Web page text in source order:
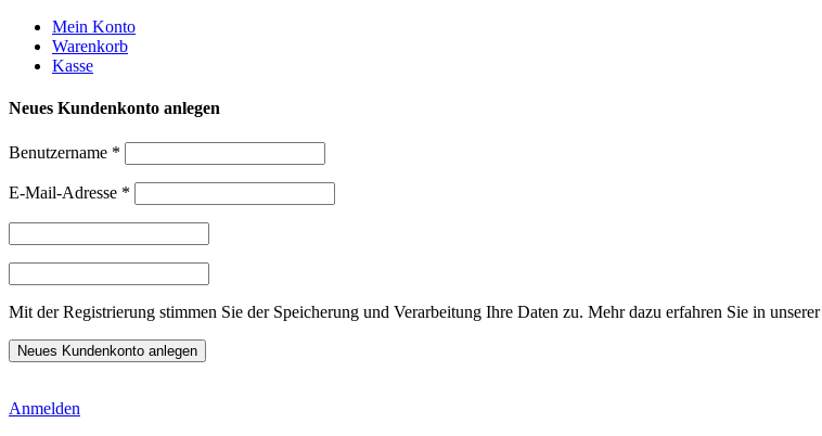
Weiter
zum
Inhalt
Mein Konto
Warenkorb
Kasse
Neues Kundenkonto anlegen
Benutzername *
E-Mail-Adresse *
Mit der Registrierung stimmen Sie der Speicherung und Verarbeitung Ihre Daten zu. Mehr dazu erfahren Sie in unserer
Anmelden